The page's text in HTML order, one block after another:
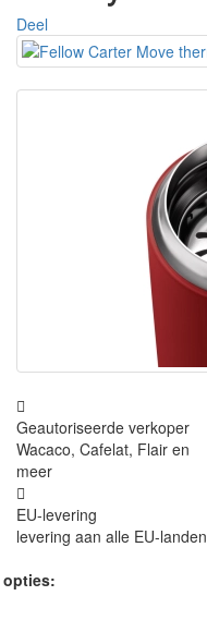
Deel
Geautoriseerde verkoper
Wacaco, Cafelat, Flair en
meer
EU-levering
levering aan alle EU-landen